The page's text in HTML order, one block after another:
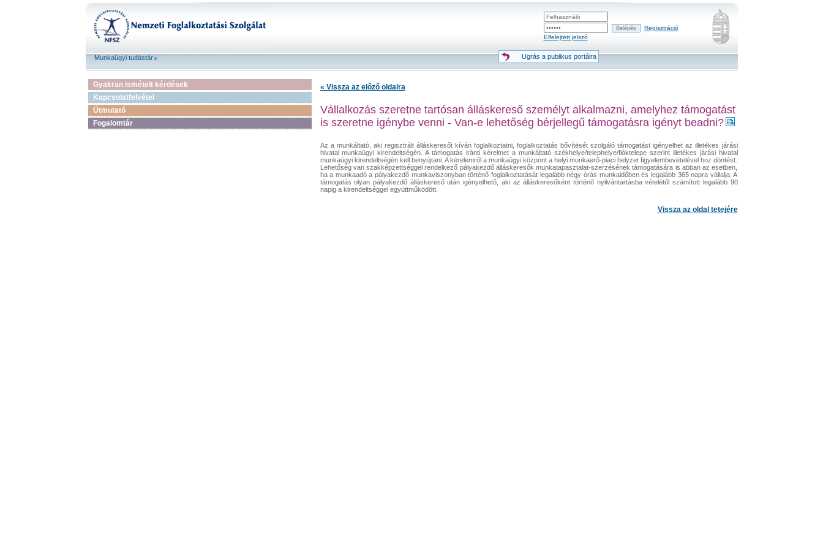
Regisztráció
Elfelejtett jelszó
Munkaügyi tudástár Ugrás a publikus portálra
Gyakran ismételt kérdések
Kapcsolatfelvétel
Útmutató
Fogalomtár
« Vissza az előző oldalra
Vállalkozás szeretne tartósan álláskereső személyt alkalmazni, amelyhez támogatást
is szeretne igénybe venni - Van-e lehetőség bérjellegű támogatásra igényt beadni?
Az a munkáltató, aki regisztrált álláskeresőt kíván foglalkoztatni, foglalkoztatás bővítését szolgáló támogatást igényelhet az illetékes járási
hivatal munkaügyi kirendeltségén. A támogatás iránti kérelmet a munkáltató székhelye/telephelye/fióktelepe szerint illetékes járási hivatal
munkaügyi kirendeltségén kell benyújtani. A kérelemről a munkaügyi központ a helyi munkaerő-piaci helyzet figyelembevételével hoz döntést.
Lehetőség van szakképzettséggel rendelkező pályakezdő álláskeresők munkatapasztalat-szerzésének támogatására is abban az esetben,
ha a munkaadó a pályakezdő munkaviszonyban történő foglalkoztatását legalább négy órás munkaidőben és legalább 365 napra vállalja. A
támogatás olyan pályakezdő álláskereső után igényelhető, aki az álláskeresőként történő nyilvántartásba vételétől számított legalább 90
napig a kirendeltséggel együttműködött.
Vissza az oldal tetejére